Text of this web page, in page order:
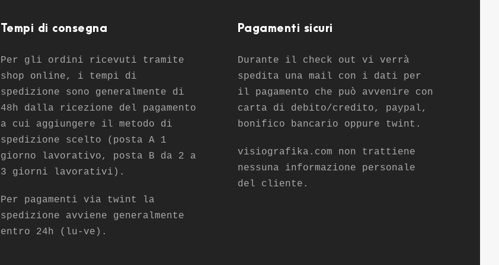
Tempi di consegna
Per gli ordini ricevuti tramite
shop online, i tempi di
spedizione sono generalmente di
48h dalla ricezione del pagamento
a cui aggiungere il metodo di
spedizione scelto (posta A 1
giorno lavorativo, posta B da 2 a
3 giorni lavorativi).
Per pagamenti via twint la
spedizione avviene generalmente
entro 24h (lu-ve).
Pagamenti sicuri
Durante il check out vi verrà
spedita una mail con i dati per
il pagamento che può avvenire con
carta di debito/credito, paypal,
bonifico bancario oppure twint.
visiografika.com non trattiene
nessuna informazione personale
del cliente.